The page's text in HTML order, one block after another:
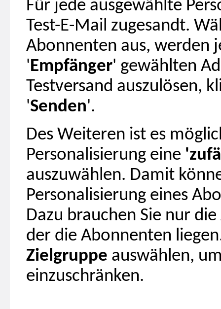
Für jede ausgewählte
Test-E-Mail zugesandt.
Abonnenten aus, werden
'Empfänger' gewählten
Testversand auszulösen,
'Senden'.
Des Weiteren ist es
Personalisierung eine
auszuwählen. Damit
Personalisierung eines
Dazu brauchen Sie nur die
der die Abonnenten
Zielgruppe auswählen,
einzuschränken.